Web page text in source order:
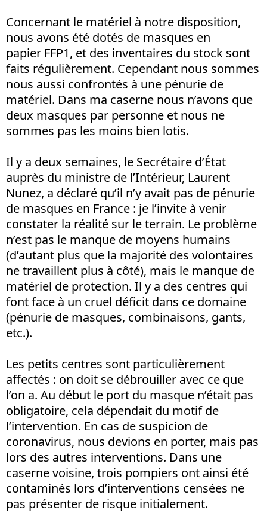
Concernant le matériel à notre disposition,
nous avons été dotés de masques en
papier FFP1, et des inventaires du stock sont
faits régulièrement. Cependant nous sommes
nous aussi confrontés à une pénurie de
matériel. Dans ma caserne nous n’avons que
deux masques par personne et nous ne
sommes pas les moins bien lotis.
Il y a deux semaines, le Secrétaire d’État
auprès du ministre de l’Intérieur, Laurent
Nunez, a déclaré qu’il n’y avait pas de pénurie
de masques en France : je l’invite à venir
constater la réalité sur le terrain. Le problème
n’est pas le manque de moyens humains
(d’autant plus que la majorité des volontaires
ne travaillent plus à côté), mais le manque de
matériel de protection. Il y a des centres qui
font face à un cruel déficit dans ce domaine
(pénurie de masques, combinaisons, gants,
etc.).
Les petits centres sont particulièrement
affectés : on doit se débrouiller avec ce que
l’on a. Au début le port du masque n’était pas
obligatoire, cela dépendait du motif de
l’intervention. En cas de suspicion de
coronavirus, nous devions en porter, mais pas
lors des autres interventions. Dans une
caserne voisine, trois pompiers ont ainsi été
contaminés lors d’interventions censées ne
pas présenter de risque initialement.